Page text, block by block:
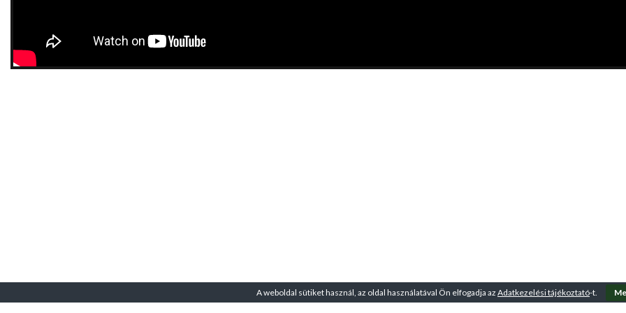
A weboldal sütiket használ, az oldal használatával Ön elfogadja az Adatkezelési tájékoztató-t.